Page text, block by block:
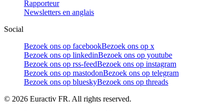
Rapporteur
Newsletters en anglais
Social
Bezoek ons op facebookBezoek ons op x
Bezoek ons op linkedinBezoek ons op youtube
Bezoek ons op rss-feedBezoek ons op instagram
Bezoek ons op mastodonBezoek ons op telegram
Bezoek ons op blueskyBezoek ons op threads
© 2026 Euractiv FR. All rights reserved.